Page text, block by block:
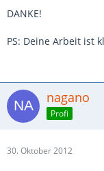
DANKE!
PS: Deine Arbeit ist
nagano
Profi
30. Oktober 2012